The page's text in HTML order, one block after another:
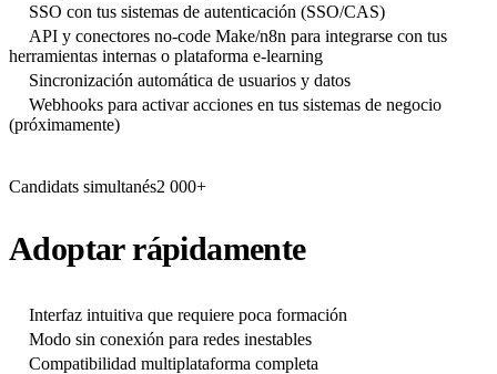
SSO con tus sistemas de autenticación (SSO/CAS)
API y conectores no-code Make/n8n para integrarse con tus
herramientas internas o plataforma e-learning
Sincronización automática de usuarios y datos
Webhooks para activar acciones en tus sistemas de negocio
(próximamente)
Candidats simultanés2 000+
Adoptar rápidamente
Interfaz intuitiva que requiere poca formación
Modo sin conexión para redes inestables
Compatibilidad multiplataforma completa